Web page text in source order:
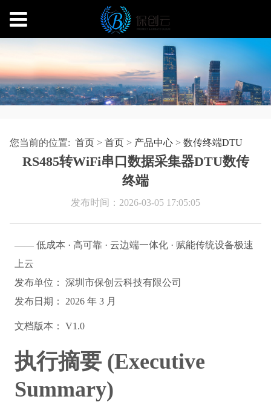
您当前的位置: 首页> 首页> 产品中心> 数传终端DTU
RS485转WiFi串口数据采集器DTU数传
终端
发布时间：2026-03-05 17:05:05
—— 低成本 · 高可靠 · 云边端一体化 · 赋能传统设备极速
上云
发布单位：
深圳市保创云科技有限公司
发布日期：
2026 年 3 月
文档版本： V1.0
执行摘要 (Executive
Summary)